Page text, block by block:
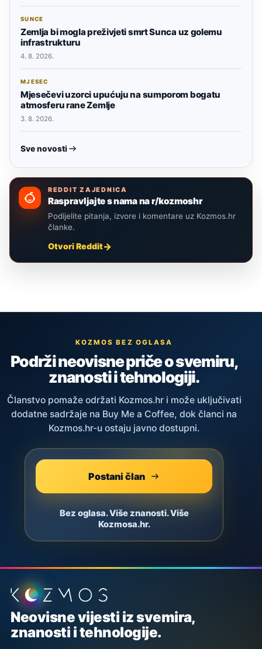
SUNCE
Zemlja bi mogla preživjeti smrt Sunca uz golemu
infrastrukturu
4. 8. 2026.
MJESEC
Mjesečevi uzorci upućuju na sumporom bogatu
atmosferu rane Zemlje
3. 8. 2026.
Sve novosti
REDDIT ZAJEDNICA
Raspravljajte s nama na r/kozmoshr
Podijelite pitanja, izvore i komentare uz Kozmos.hr
članke.
Otvori Reddit
KOZMOS BEZ OGLASA
Podrži neovisne priče o svemiru,
znanosti i tehnologiji.
Članstvo pomaže održati Kozmos.hr i može uključivati
dodatne sadržaje na Buy Me a Coffee, dok članci na
Kozmos.hr-u ostaju javno dostupni.
Postani član
Bez oglasa. Više znanosti. Više
Kozmosa.hr.
Podnožje stranice
Neovisne vijesti iz svemira,
znanosti i tehnologije.